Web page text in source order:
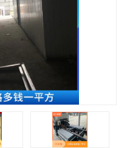
泸州冻库，泸州冷库
自贡冻库组装
攀枝花冻库
冻库安装，小型冻库造价
宜宾冷库，宜宾冻库设备